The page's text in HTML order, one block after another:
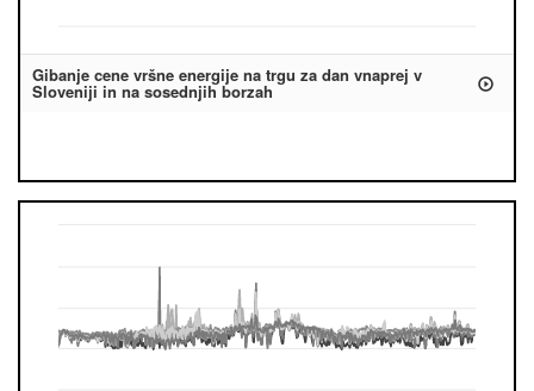
Gibanje cene vršne energije na trgu za dan vnaprej v
Sloveniji in na sosednjih borzah